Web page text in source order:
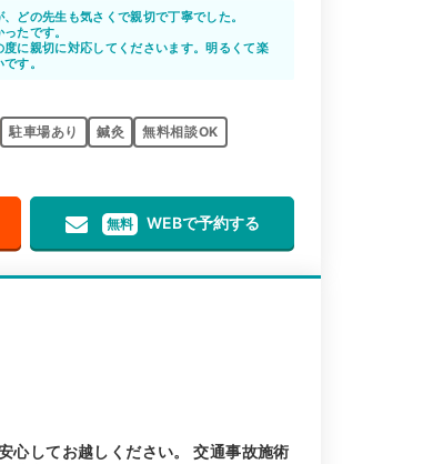
どの先生も気さくで親切で丁寧でした。
たです。
に親切に対応してくださいます。明るくて楽
す。
駐車場あり 鍼灸
無料相談OK
無料 WEBで予約する
心してお越しください。 交通事故施術